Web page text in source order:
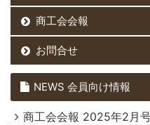
商工会会報
お問合せ
NEWS 会員向け情報
商工会会報 2025年2月